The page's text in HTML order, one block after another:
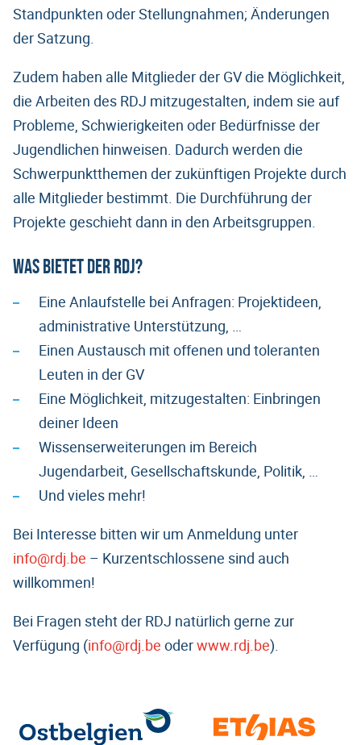
Standpunkten oder Stellungnahmen; Änderungen
der Satzung.
Zudem haben alle Mitglieder der GV die Möglichkeit,
die Arbeiten des RDJ mitzugestalten, indem sie auf
Probleme, Schwierigkeiten oder Bedürfnisse der
Jugendlichen hinweisen. Dadurch werden die
Schwerpunktthemen der zukünftigen Projekte durch
alle Mitglieder bestimmt. Die Durchführung der
Projekte geschieht dann in den Arbeitsgruppen.
Was bietet der RDJ?
Eine Anlaufstelle bei Anfragen: Projektideen,
administrative Unterstützung, …
Einen Austausch mit offenen und toleranten
Leuten in der GV
Eine Möglichkeit, mitzugestalten: Einbringen
deiner Ideen
Wissenserweiterungen im Bereich
Jugendarbeit, Gesellschaftskunde, Politik, …
Und vieles mehr!
Bei Interesse bitten wir um Anmeldung unter
info@rdj.be – Kurzentschlossene sind auch
willkommen!
Bei Fragen steht der RDJ natürlich gerne zur
Verfügung (info@rdj.be oderwww.rdj.be).